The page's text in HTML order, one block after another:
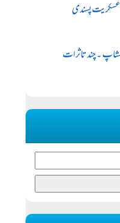
عسکریت پسندی
۔ چند تاثرات